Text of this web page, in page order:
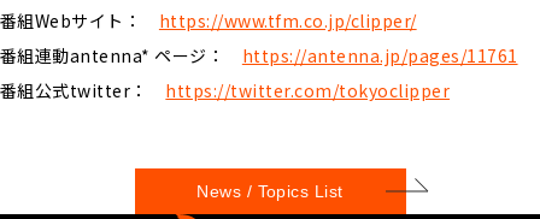
番組Webサイト： https://www.tfm.co.jp/clipper/
番組連動antenna* ページ： https://antenna.jp/pages/11761
番組公式twitter： https://twitter.com/tokyoclipper
News / Topics List